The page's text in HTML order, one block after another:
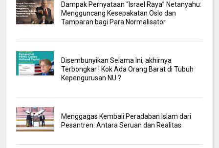
Dampak Pernyataan “Israel Raya” Netanyahu:
Mengguncang Kesepakatan Oslo dan
Tamparan bagi Para Normalisator
Disembunyikan Selama Ini, akhirnya
Terbongkar ! Kok Ada Orang Barat di Tubuh
Kepengurusan NU ?
Menggagas Kembali Peradaban Islam dari
Pesantren: Antara Seruan dan Realitas